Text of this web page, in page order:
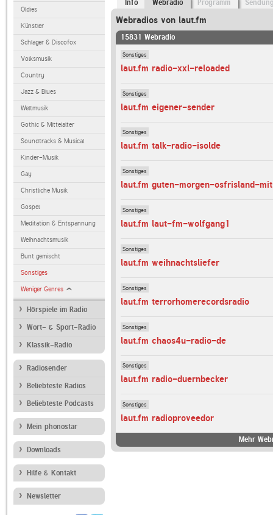
Oldies
Künstler
Schlager & Discofox
Volksmusik
Country
Jazz & Blues
Weltmusik
Gothic & Mittelalter
Soundtracks & Musical
Kinder-Musik
Gay
Christliche Musik
Gospel
Meditation & Entspannung
Weihnachtsmusik
Bunt gemischt
Sonstiges
Weniger Genres
Hörspiele im Radio
Wort- & Sport-Radio
Klassik-Radio
Radiosender
Beliebteste Radios
Beliebteste Podcasts
Mein phonostar
Downloads
Hilfe & Kontakt
Newsletter
Info Webradio Programm
Webradios von laut.fm
15831 Webradio
Sonstiges
laut.fm radio-xxl-reloaded
Sonstiges
laut.fm eigener-sender
Sonstiges
laut.fm talk-radio-isolde
Sonstiges
laut.fm guten-morgen-osfrisland-
Sonstiges
laut.fm laut-fm-wolfgang1
Sonstiges
laut.fm weihnachtsliefer
Sonstiges
laut.fm terrorhomerecordsradio
Sonstiges
laut.fm chaos4u-radio-de
Sonstiges
laut.fm radio-duernbecker
Sonstiges
laut.fm radioproveedor
Mehr